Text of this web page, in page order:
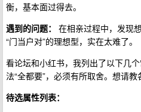
衡，基本面过得去。
遇到的问题：
在相亲过程中，发现
“门当户对”的理想型，实在太难了。
看论坛和小红书，我列出了以下几
法“全都要”，必须有所取舍。想请
待选属性列表：